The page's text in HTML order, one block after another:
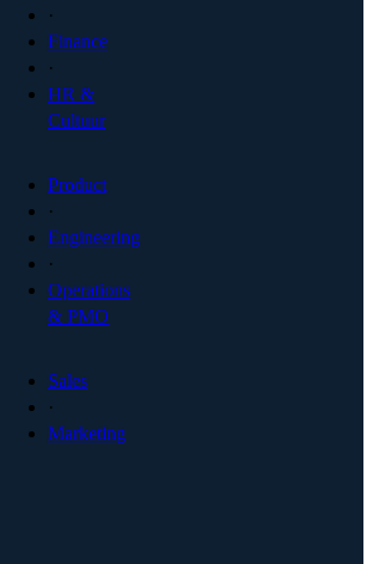
·
Finance
·
HR &
Cultuur
Product
·
Engineering
·
Operations
& PMO
Sales
·
Marketing